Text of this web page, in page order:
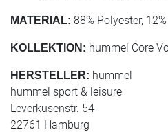
MATERIAL: 88% Polyester,
KOLLEKTION: hummel Core
HERSTELLER: hummel
hummel sport & leisure
Leverkusenstr. 54
22761 Hamburg